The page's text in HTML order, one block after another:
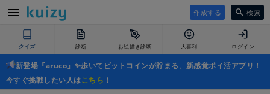
作成する 検索
クイズ 診断 お絵描き診断 大喜利 ログイン
新登場『aruco』✨歩いてビットコインが貯まる、新感覚ポイ活アプリ！
今すぐ挑戦したい人はこちら ！